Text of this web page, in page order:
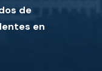
de
en